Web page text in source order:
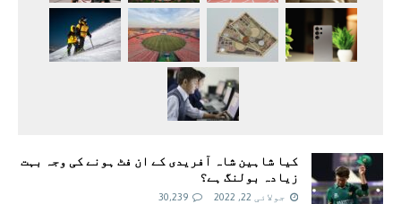
کیا شاہین شاہ آفریدی کے ان فٹ ہونے کی وجہ بہت
زیادہ بولنگ ہے؟
جولائی 22, 2022 30,239